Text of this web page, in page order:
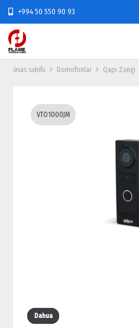
+994 50 550 90 93
Əsas səhifə Domofonlar Qapı Zəngi
VTO1000JM
Dahua